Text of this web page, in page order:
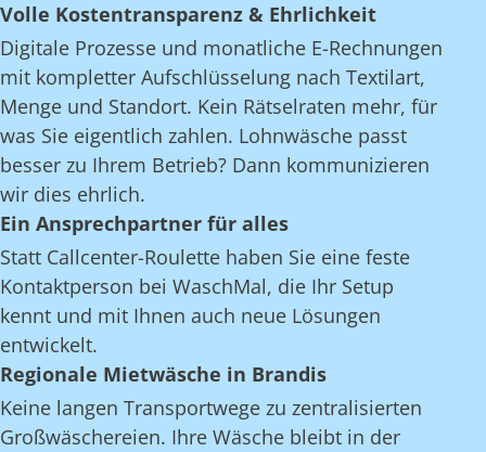
Volle Kostentransparenz & Ehrlichkeit
Digitale Prozesse und monatliche E-Rechnungen
mit kompletter Aufschlüsselung nach Textilart,
Menge und Standort. Kein Rätselraten mehr, für
was Sie eigentlich zahlen. Lohnwäsche passt
besser zu Ihrem Betrieb? Dann kommunizieren
wir dies ehrlich.
Ein Ansprechpartner für alles
Statt Callcenter-Roulette haben Sie eine feste
Kontaktperson bei WaschMal, die Ihr Setup
kennt und mit Ihnen auch neue Lösungen
entwickelt.
Regionale Mietwäsche in Brandis
Keine langen Transportwege zu zentralisierten
Großwäschereien. Ihre Wäsche bleibt in der